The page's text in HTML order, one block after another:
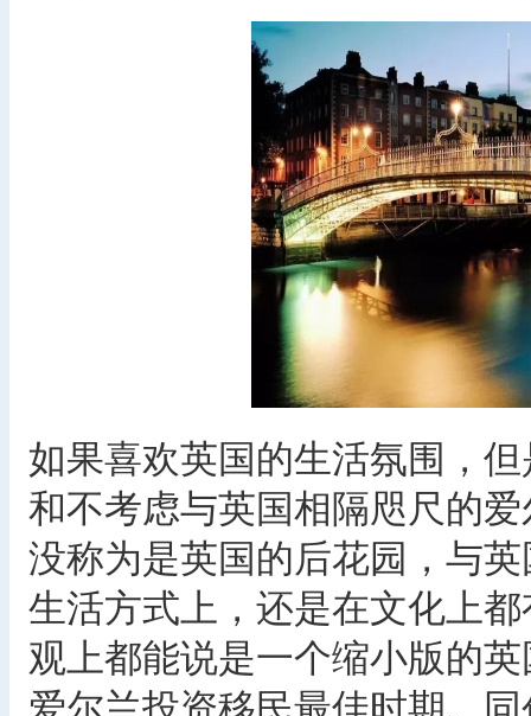
如果喜欢英国的生活氛围，
和不考虑与英国相隔咫尺的
没称为是英国的后花园，与
生活方式上，还是在文化上
观上都能说是一个缩小版的
爱尔兰投资移民最佳时期。